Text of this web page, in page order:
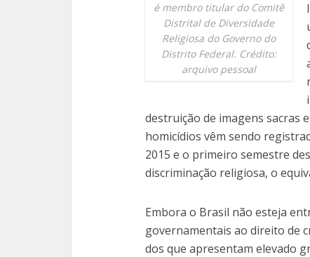
é membro titular do Comitê
Distrital de Diversidade
Religiosa do Governo do
Distrito Federal. Crédito:
arquivo pessoal
destruição de imagens sacras
homicídios vêm sendo
2015 e o primeiro semestre
discriminação religiosa, o
Embora o Brasil não esteja
governamentais ao direito de
dos que apresentam elevado